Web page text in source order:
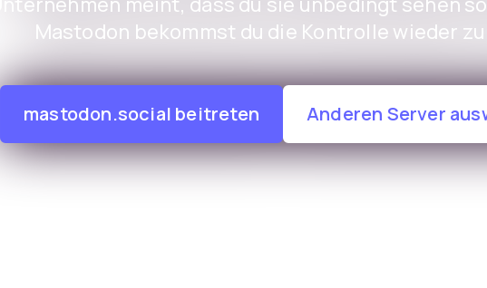
Mastodon bekommst du die Kontrolle wieder
mastodon.social beitreten Anderen Server